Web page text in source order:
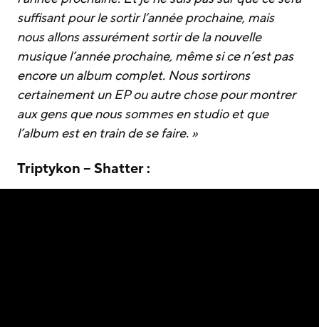
suffisant pour le sortir l’année prochaine, mais
nous allons assurément sortir de la nouvelle
musique l’année prochaine, même si ce n’est pas
encore un album complet. Nous sortirons
certainement un EP ou autre chose pour montrer
aux gens que nous sommes en studio et que
l’album est en train de se faire. »
Triptykon – Shatter :